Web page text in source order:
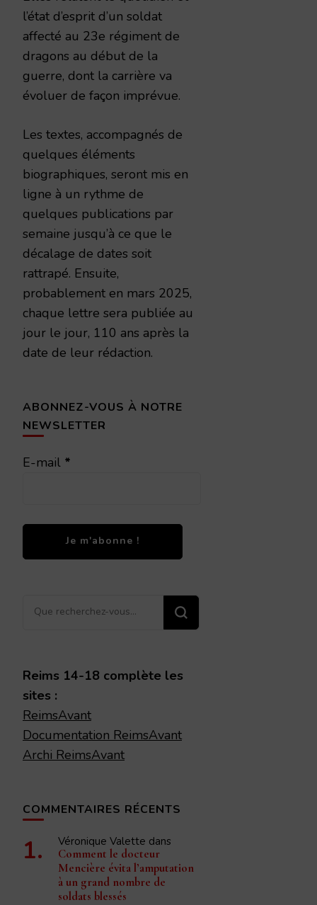
l’état d’esprit d’un soldat
affecté au 23e régiment de
dragons au début de la
guerre, dont la carrière va
évoluer de façon imprévue.
Les textes, accompagnés de
quelques éléments
biographiques, seront mis en
ligne à un rythme de
quelques publications par
semaine jusqu’à ce que le
décalage de dates soit
rattrapé. Ensuite,
probablement en mars 2025,
chaque lettre sera publiée au
jour le jour, 110 ans après la
date de leur rédaction.
ABONNEZ-VOUS À NOTRE
NEWSLETTER
E-mail *
Vous
Reims 14-18 complète les
sites :
ReimsAvant
Documentation ReimsAvant
Archi ReimsAvant
COMMENTAIRES RÉCENTS
Véronique Valette dans
Comment le docteur
Mencière évita l’amputation
à un grand nombre de
soldats blessés